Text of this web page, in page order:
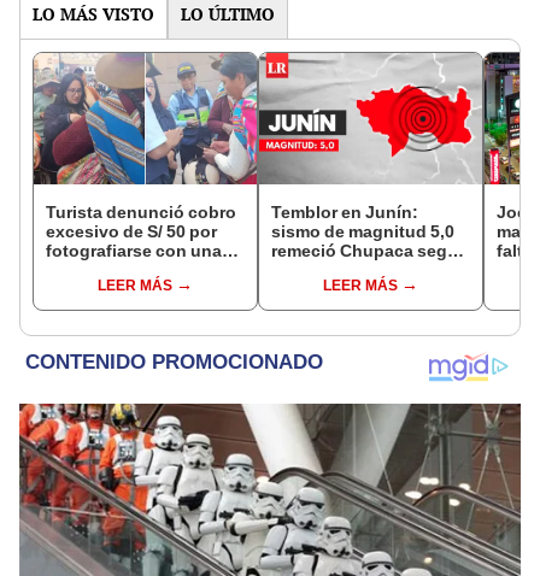
LO MÁS VISTO LO ÚLTIMO
Turista denunció cobro
excesivo de S/ 50 por
fotografiarse con una
Serenazgo recuperó el
dinero
LEER MÁS
Temblor en Junín:
sismo de magnitud 5,0
remeció Chupaca según
LEER MÁS
falta